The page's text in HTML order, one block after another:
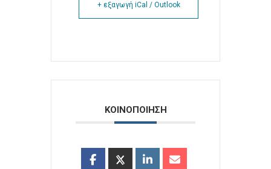
+ εξαγωγή iCal / Outlook
ΚΟΙΝΟΠΟΙΗΣΗ